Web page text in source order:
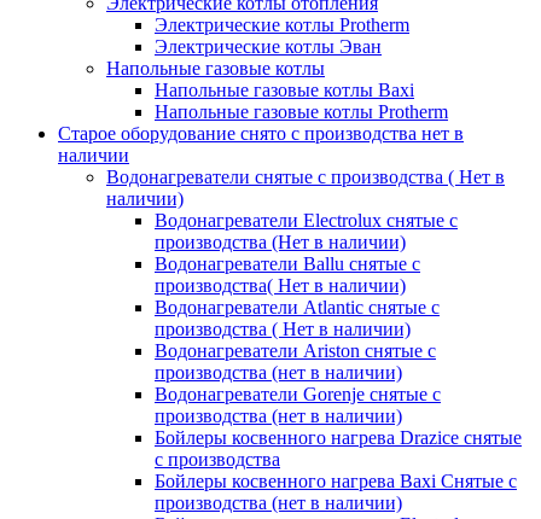
Электрические котлы Protherm
Электрические котлы Эван
Напольные газовые котлы
Напольные газовые котлы Baxi
Напольные газовые котлы Protherm
Старое оборудование снято с производства нет в
наличии
Водонагреватели снятые с производства ( Нет в
наличии)
Водонагреватели Electrolux снятые с
производства (Нет в наличии)
Водонагреватели Ballu снятые с
производства( Нет в наличии)
Водонагреватели Atlantic снятые с
производства ( Нет в наличии)
Водонагреватели Ariston снятые с
производства (нет в наличии)
Водонагреватели Gorenje снятые с
производства (нет в наличии)
Бойлеры косвенного нагрева Drazice снятые
с производства
Бойлеры косвенного нагрева Baxi Снятые с
производства (нет в наличии)